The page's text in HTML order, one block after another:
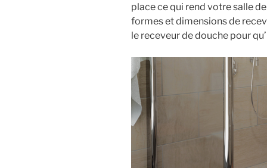
place ce qui rend votre salle
formes et dimensions de
le receveur de douche pour